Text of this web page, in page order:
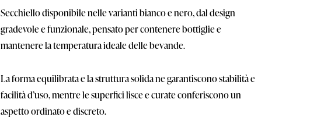
Secchiello disponibile nelle varianti bianco e nero, dal design
gradevole e funzionale, pensato per contenere bottiglie e
mantenere la temperatura ideale delle bevande.
La forma equilibrata e la struttura solida ne garantiscono stabilità e
facilità d’uso, mentre le superfici lisce e curate conferiscono un
aspetto ordinato e discreto.